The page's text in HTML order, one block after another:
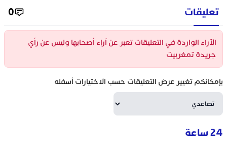
تعليقات 0
الآراء الواردة في التعليقات تعبر عن آراء أصحابها وليس عن رأي
جريدة تمغربيت
بإمكانكم تغيير عرض التعليقات حسب الاختيارات أسفله
24 ساعة